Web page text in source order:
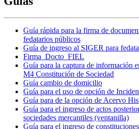
Guía rápida para la firma de
fedatarios públicos
Guía de ingreso al SIGER para
Firma_Docto_FIEL
Guía para la captura de información
M4 Constitución de Sociedad
Guía cambio de domicilio
Guía para el uso de opción de
Guía para de la opción de Acervo
Guía para el ingreso de actos
sociedades mercantiles (ventanilla)
Guía para el ingreso de